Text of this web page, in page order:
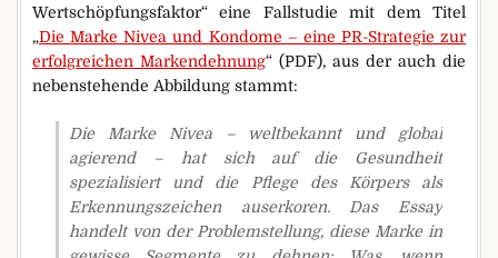
Wertschöpfungsfaktor“ eine Fallstudie mit dem Titel
„Die Marke Nivea und Kondome – eine PR-Strategie zur
erfolgreichen Markendehnung“ (PDF), aus der auch die
nebenstehende Abbildung stammt:
Die Marke Nivea – weltbekannt und global
agierend – hat sich auf die Gesundheit
spezialisiert und die Pflege des Körpers als
Erkennungszeichen auserkoren. Das Essay
handelt von der Problemstellung, diese Marke in